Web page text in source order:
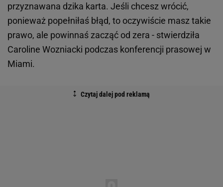
przyznawana dzika karta. Jeśli chcesz wrócić,
ponieważ popełniłaś błąd, to oczywiście masz takie
prawo, ale powinnaś zacząć od zera - stwierdziła
Caroline Wozniacki podczas konferencji prasowej w
Miami.